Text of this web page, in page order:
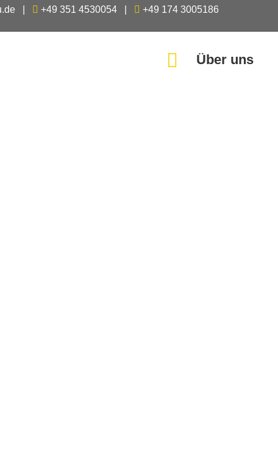
+49 351 4530054 +49 174 3005186
Über uns